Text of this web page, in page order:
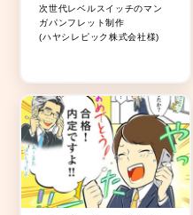
次世代レベルスイッチのマン
ガパンフレット制作
(ハヤシレピック株式会社様)